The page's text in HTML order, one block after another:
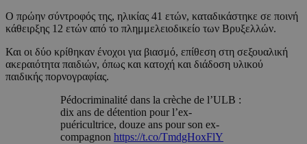
Ο πρώην σύντροφός της, ηλικίας 41 ετών, καταδικάστηκε σε ποινή
κάθειρξης 12 ετών από το πλημμελειοδικείο των Βρυξελλών.
Και οι δύο κρίθηκαν ένοχοι για βιασμό, επίθεση στη σεξουαλική
ακεραιότητα παιδιών, όπως και κατοχή και διάδοση υλικού
παιδικής πορνογραφίας.
Pédocriminalité dans la crèche de l’ULB :
dix ans de détention pour l’ex-
puéricultrice, douze ans pour son ex-
compagnon https://t.co/TmdgHoxFlY